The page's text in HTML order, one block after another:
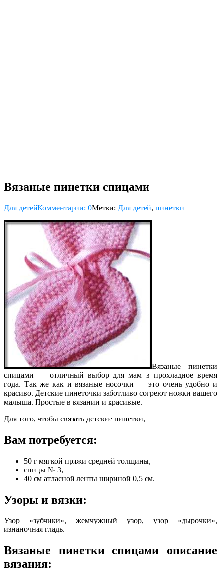
Вязаные пинетки спицами
Для детейКомментарии: 0Метки: Для детей, пинетки
Вязаные пинетки
спицами — отличный выбор для мам в прохладное время
года. Так же как и вязаные носочки — это очень удобно и
красиво. Детские пинеточки заботливо согреют ножки вашего
малыша. Простые в вязании и красивые.
Для того, чтобы связать детские пинетки,
Вам потребуется:
50 г мягкой пряжи средней толщины,
спицы № 3,
40 см атласной ленты шириной 0,5 см.
Узоры и вязки:
Узор «зубчики», жемчужный узор, узор «дырочки»,
изнаночная гладь.
Вязаные пинетки спицами описание
вязания: